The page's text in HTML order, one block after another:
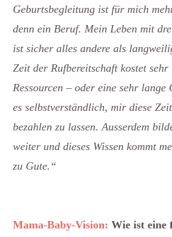
Geburtsbegleitung ist für mich
denn ein Beruf. Mein Leben mit
ist sicher alles andere als
Zeit der Rufbereitschaft kostet
Ressourcen – oder eine sehr
es selbstverständlich, mir diese
bezahlen zu lassen. Ausserdem
weiter und dieses Wissen kommt
zu Gute.“
Mama-Baby-Vision: Wie ist eine